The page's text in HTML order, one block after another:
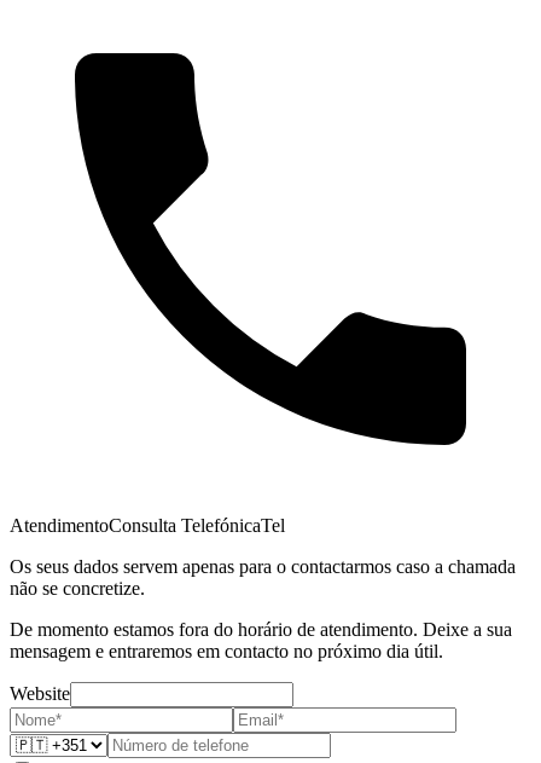
AtendimentoConsulta TelefónicaTel
Os seus dados servem apenas para o contactarmos caso a chamada
não se concretize.
De momento estamos fora do horário de atendimento. Deixe a sua
mensagem e entraremos em contacto no próximo dia útil.
Website